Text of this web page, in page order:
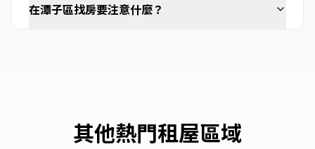
在潭子區找房要注意什麼？
其他熱門租屋區域